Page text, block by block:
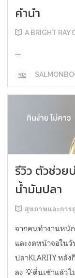
คำนำ
A BRIGHT
...
รีวิว ตัวช่วย
น้ำมันปลา
สุขภาพและการ
จากคนทำงานหนั
และงดหน้าจอใน
ปลาKLARITY หลั
ลง 💡ตื่นเช้าแล้ว